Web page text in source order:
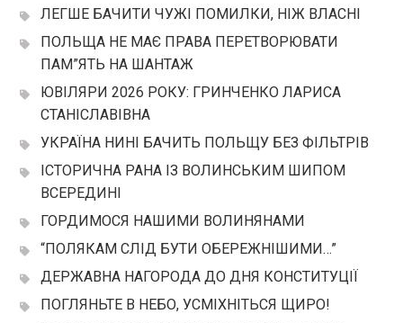
ЛЕГШЕ БАЧИТИ ЧУЖІ ПОМИЛКИ, НІЖ ВЛАСНІ
ПОЛЬЩА НЕ МАЄ ПРАВА ПЕРЕТВОРЮВАТИ
ПАМ”ЯТЬ НА ШАНТАЖ
ЮВІЛЯРИ 2026 РОКУ: ГРИНЧЕНКО ЛАРИСА
СТАНІСЛАВІВНА
УКРАЇНА НИНІ БАЧИТЬ ПОЛЬЩУ БЕЗ ФІЛЬТРІВ
ІСТОРИЧНА РАНА ІЗ ВОЛИНСЬКИМ ШИПОМ
ВСЕРЕДИНІ
ГОРДИМОСЯ НАШИМИ ВОЛИНЯНАМИ
“ПОЛЯКАМ СЛІД БУТИ ОБЕРЕЖНІШИМИ…”
ДЕРЖАВНА НАГОРОДА ДО ДНЯ КОНСТИТУЦІЇ
ПОГЛЯНЬТЕ В НЕБО, УСМІХНІТЬСЯ ЩИРО!